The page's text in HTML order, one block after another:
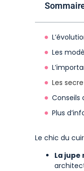
Les
Les
Conseils
Plus
Le chic du cuir
La jupe